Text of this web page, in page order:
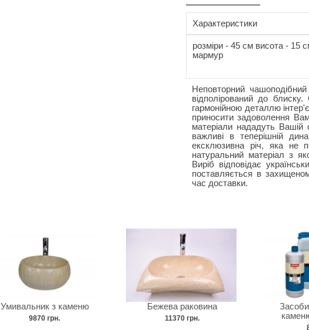
Характеристики
розміри - 45 см висота - 15
мармур
Неповторний
відполірований до
гармонійною деталлю
приносити задоволення
матеріали нададуть Вашій
важливі в теперішній
ексклюзивна річ, яка не
натуральний матеріал з
Виріб відповідає
поставляється в
час доставки.
Умивальник з каменю
9870 грн.
Бежева раковина
11370 грн.